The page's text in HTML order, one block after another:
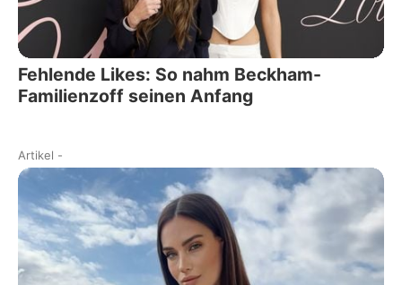
Fehlende Likes: So nahm Beckham-
Familienzoff seinen Anfang
Artikel -